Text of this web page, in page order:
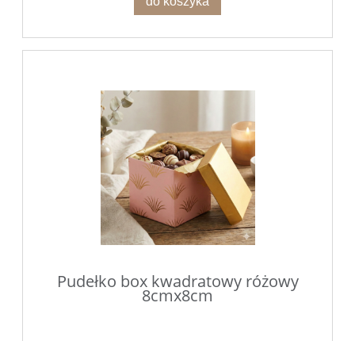
Pudełko box kwadratowy różowy
8cmx8cm